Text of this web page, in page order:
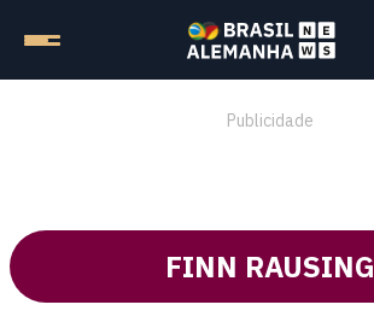
Publicidade
FINN RAUSING